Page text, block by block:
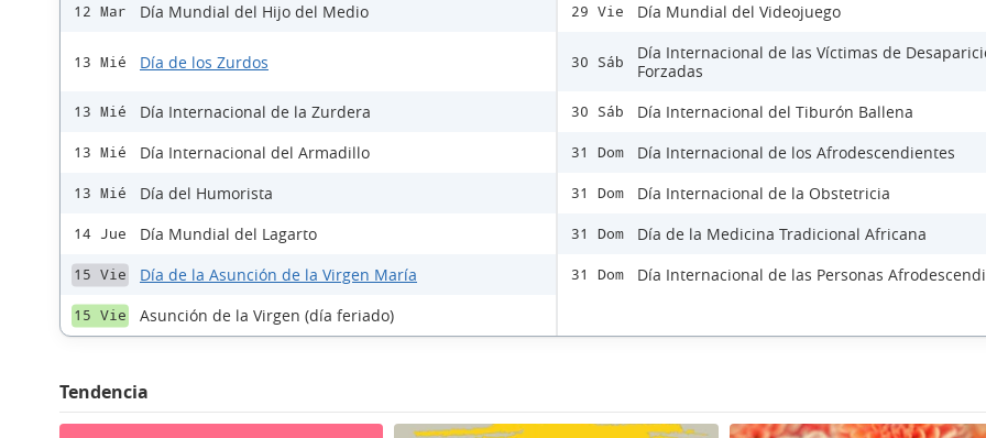
12 Mar Día Mundial del Hijo del Medio
13 Mié Día de los Zurdos
13 Mié Día Internacional de la Zurdera
13 Mié Día Internacional del Armadillo
13 Mié Día del Humorista
14 Jue Día Mundial del Lagarto
15 Vie Día de la Asunción de la Virgen María
15 Vie Asunción de la Virgen (día feriado)
29 Vie Día Mundial del Videojuego
30 Sáb
Día Internacional de las Víctimas de
Forzadas
30 Sáb Día Internacional del Tiburón Ballena
31 Dom Día Internacional de los Afrodescendientes
31 Dom Día Internacional de la Obstetricia
31 Dom Día de la Medicina Tradicional Africana
31 Dom Día Internacional de las Personas
Tendencia